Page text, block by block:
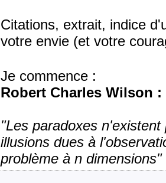
Citations, extrait, indice
votre envie (et votre
Je commence :
Robert Charles Wilson
"Les paradoxes
illusions dues à
problème à n dimensions"